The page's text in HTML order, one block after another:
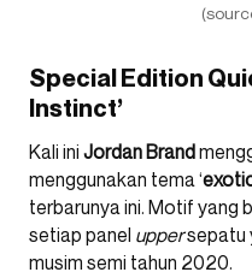
Special Edition
Instinct’
Kali ini Jordan Brand
menggunakan tema ‘
terbarunya ini. Motif yang
setiap panel uppersepatu
musim semi tahun 2020.